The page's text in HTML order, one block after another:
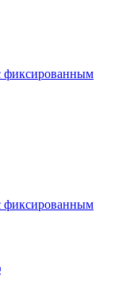
фиксированным
фиксированным